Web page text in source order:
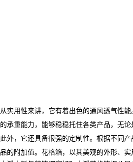
从实用性来讲，它有着出色的通风透气性
的承重能力，能够稳稳托住各类产品，无
此外，它还具备很强的定制性。根据不同
品的附加值。花格箱，以其美观的外形、